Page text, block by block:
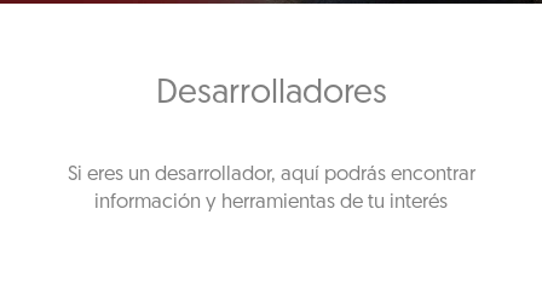
Desarrolladores
Si eres un desarrollador, aquí podrás encontrar
información y herramientas de tu interés